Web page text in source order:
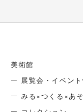
美術館
展覧会・イベン
みる×つくる×あ